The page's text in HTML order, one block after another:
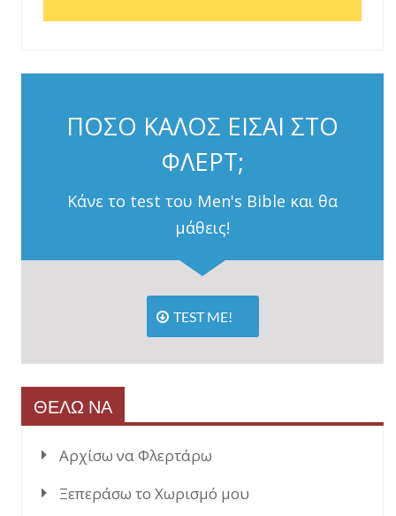
ΠΟΣΟ ΚΑΛΟΣ ΕΙΣΑΙ ΣΤΟ
ΦΛΕΡΤ;
Κάνε το test του Men's Bible και θα
μάθεις!
TEST ME!
ΘΕΛΩ ΝΑ
Αρχίσω να Φλερτάρω
Ξεπεράσω το Χωρισμό μου